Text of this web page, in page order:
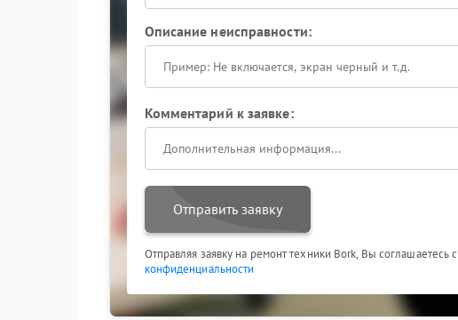
Описание неисправности:
Комментарий к заявке:
Отправить заявку
Отправляя заявку на ремонт техники Bork, Вы соглашаетесь с
конфиденциальности